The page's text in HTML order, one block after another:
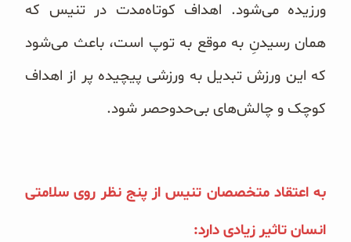
ورزیده می‌شود. اهداف کوتاه‌مدت در تنیس که
همان رسیدنِ به موقع به توپ است، باعث می‌شود
که این ورزش تبدیل به ورزشی پیچیده پر از اهداف
کوچک و چالش‌های بی‌حدوحصر شود.
به اعتقاد متخصصان تنیس از پنج نظر روی سلامتی
انسان تاثیر زیادی دارد: